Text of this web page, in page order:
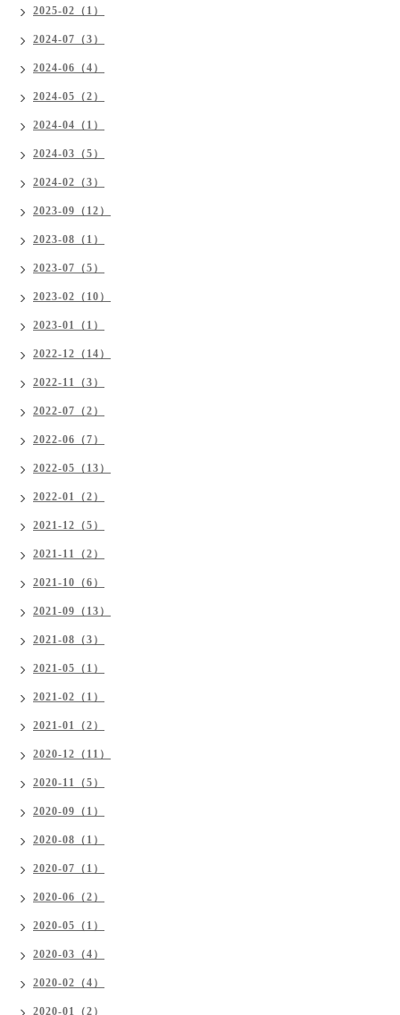
2025-02（1）
2024-07（3）
2024-06（4）
2024-05（2）
2024-04（1）
2024-03（5）
2024-02（3）
2023-09（12）
2023-08（1）
2023-07（5）
2023-02（10）
2023-01（1）
2022-12（14）
2022-11（3）
2022-07（2）
2022-06（7）
2022-05（13）
2022-01（2）
2021-12（5）
2021-11（2）
2021-10（6）
2021-09（13）
2021-08（3）
2021-05（1）
2021-02（1）
2021-01（2）
2020-12（11）
2020-11（5）
2020-09（1）
2020-08（1）
2020-07（1）
2020-06（2）
2020-05（1）
2020-03（4）
2020-02（4）
2020-01（2）